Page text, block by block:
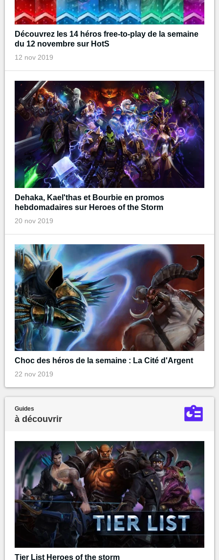
Découvrez les 14 héros free-to-play de la semaine
du 12 novembre sur HotS
12 nov 2019
Dehaka, Kael'thas et Bourbie en promos
hebdomadaires sur Heroes of the Storm
20 nov 2019
Choc des héros de la semaine : La Cité d'Argent
22 nov 2019
Guides
à découvrir
Tier List Heroes of the storm